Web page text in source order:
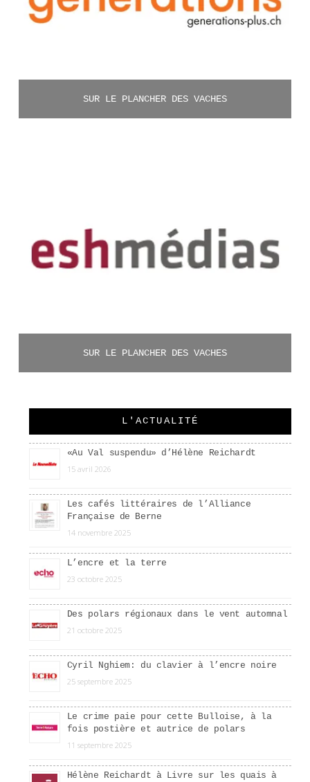
SUR LE PLANCHER DES VACHES
SUR LE PLANCHER DES VACHES
L'ACTUALITÉ
«Au Val suspendu» d’Hélène Reichardt
15 avril 2026
Les cafés littéraires de l’Alliance
Française de Berne
14 novembre 2025
L’encre et la terre
23 octobre 2025
Des polars régionaux dans le vent automnal
21 octobre 2025
Cyril Nghiem: du clavier à l’encre noire
25 septembre 2025
Le crime paie pour cette Bulloise, à la
fois postière et autrice de polars
11 septembre 2025
Hélène Reichardt à Livre sur les quais à